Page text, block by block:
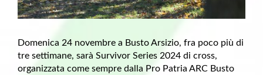
Domenica 24 novembre a Busto Arsizio, fra poco più di
tre settimane, sarà Survivor Series 2024 di cross,
organizzata come sempre dalla Pro Patria ARC Busto